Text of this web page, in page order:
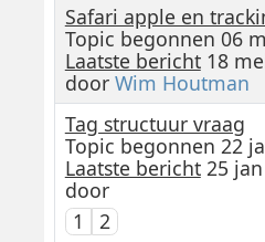
Safari apple en
Topic begonnen 06
Laatste bericht18
door Wim Houtman
Tag structuur vraag
Topic begonnen 22
Laatste bericht25 jan
door
1
2